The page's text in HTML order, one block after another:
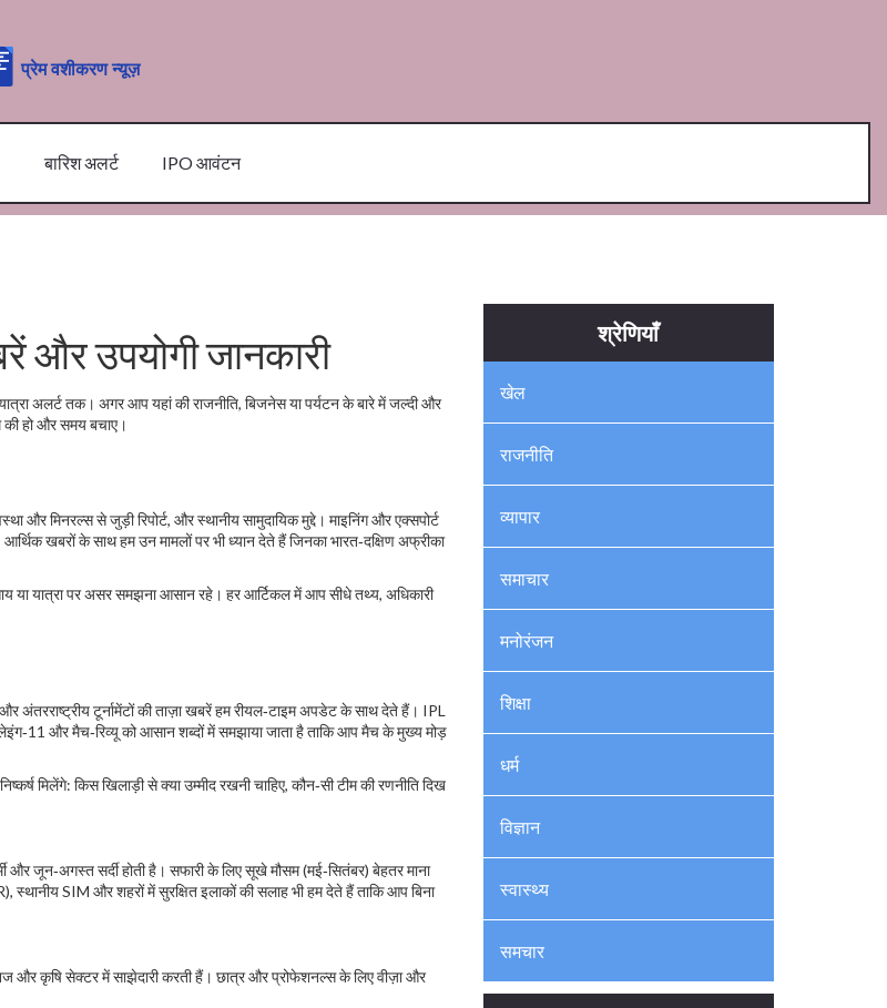
बारिश अलर्ट IPO आवंटन
और उपयोगी जानकारी
अलर्ट तक। अगर आप यहां की राजनीति, बिजनेस या पर्यटन के बारे में जल्दी और
हो और समय बचाए।
मिनरल्स से जुड़ी रिपोर्ट, और स्थानीय सामुदायिक मुद्दे। माइनिंग और एक्सपोर्ट
खबरों के साथ हम उन मामलों पर भी ध्यान देते हैं जिनका भारत‑दक्षिण अफ्रीका
या यात्रा पर असर समझना आसान रहे। हर आर्टिकल में आप सीधे तथ्य, अधिकारी
अंतरराष्ट्रीय टूर्नामेंटों की ताज़ा खबरें हम रीयल‑टाइम अपडेट के साथ देते हैं। IPL
और मैच‑रिव्यू को आसान शब्दों में समझाया जाता है ताकि आप मैच के मुख्य मोड़
मिलेंगे: किस खिलाड़ी से क्या उम्मीद रखनी चाहिए, कौन‑सी टीम की रणनीति दिख
और जून‑अगस्त सर्दी होती है। सफारी के लिए सूखे मौसम (मई‑सितंबर) बेहतर माना
स्थानीय SIM और शहरों में सुरक्षित इलाकों की सलाह भी हम देते हैं ताकि आप बिना
और कृषि सेक्टर में साझेदारी करती हैं। छात्र और प्रोफेशनल्स के लिए वीज़ा और
श्रेणियाँ
खेल
राजनीति
व्यापार
समाचार
मनोरंजन
शिक्षा
धर्म
विज्ञान
स्वास्थ्य
समचार